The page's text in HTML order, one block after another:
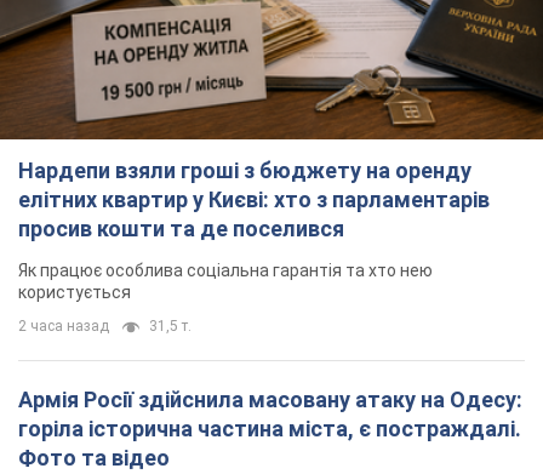
Нардепи взяли гроші з бюджету на оренду
елітних квартир у Києві: хто з парламентарів
просив кошти та де поселився
Як працює особлива соціальна гарантія та хто нею
користується
2 часа назад 31,5 т.
Армія Росії здійснила масовану атаку на Одесу:
горіла історична частина міста, є постраждалі.
Фото та відео